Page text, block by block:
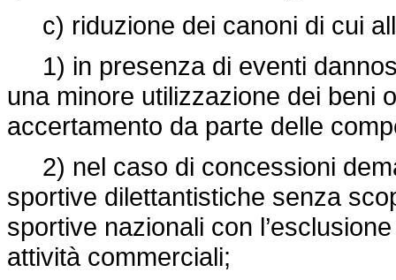
c) riduzione dei canoni di cui
1) in presenza di eventi
una minore utilizzazione dei beni
accertamento da parte delle
2) nel caso di concessioni
sportive dilettantistiche senza
sportive nazionali con
attività commerciali;